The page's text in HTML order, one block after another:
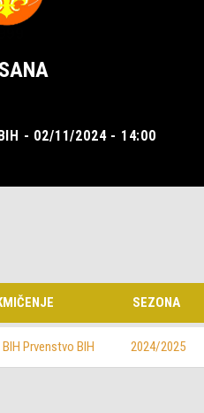
- 02/11/2024 - 14:00
SEZONA
BIH Prvenstvo BIH 2024/2025